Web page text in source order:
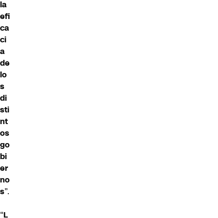
la
efi
ca
ci
a
de
lo
s
di
sti
nt
os
go
bi
er
no
s”.
“L